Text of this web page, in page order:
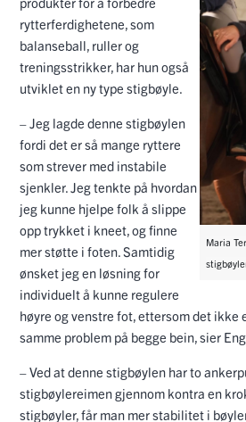
Maria
rytterferdighetene, som
balanseball, ruller og
treningsstrikker, har hun også
utviklet en ny type stigbøyle.
– Jeg lagde denne stigbøylen
fordi det er så mange ryttere
som strever med instabile
sjenkler. Jeg tenkte på hvordan
jeg kunne hjelpe folk å slippe
opp trykket i kneet, og finne
mer støtte i foten. Samtidig
ønsket jeg en løsning for
individuelt å kunne regulere
høyre og venstre fot, ettersom det ikke
samme problem på begge bein, sier
– Ved at denne stigbøylen har to
stigbøylereimen gjennom kontra en
stigbøyler, får man mer stabilitet i